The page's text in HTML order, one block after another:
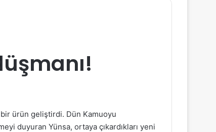
ürün geliştirdi. Dün Kamuoyu
duyuran Yünsa, ortaya çıkardıkları yeni